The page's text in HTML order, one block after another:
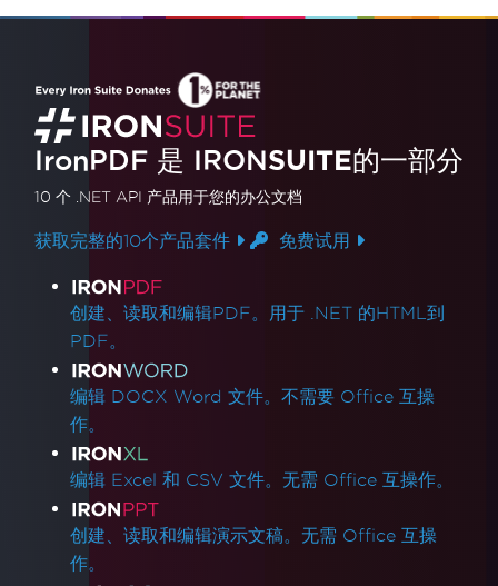
IronPDF 是 IRONSUITE的一部分
10 个 .NET API 产品 用于您的办公文档
获取完整的10个产品套件 免费试用
产品链接
创建、读取和编辑PDF。用于 .NET 的HTML到
PDF。
编辑 DOCX Word 文件。不需要 Office 互操
作。
编辑 Excel 和 CSV 文件。无需 Office 互操作。
创建、读取和编辑演示文稿。无需 Office 互操
作。